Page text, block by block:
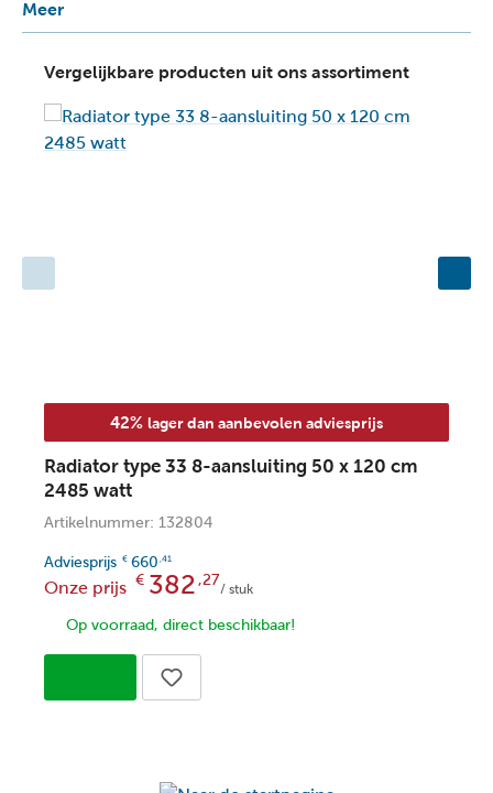
Meer
Vergelijkbare producten uit ons assortiment
42% lager dan aanbevolen adviesprijs
Radiator type 33 8-aansluiting 50 x 120 cm
2485 watt
Artikelnummer: 132804
Adviesprijs € 660 ,41
Onze prijs € 382 ,27
/ stuk
Op voorraad, direct beschikbaar!